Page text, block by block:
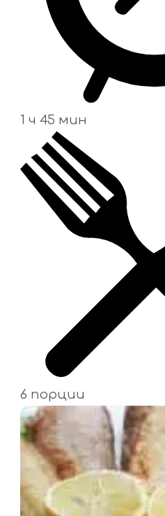
1 ч 45 мин
6 порции